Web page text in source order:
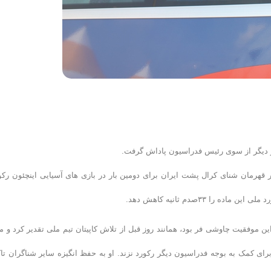
دیگر از سوی رئیس فدراسیون پاداش گرفت.
شنای کرال پشت ایران برای دومین بار در بازی های آسیایی اینچئون
چاوشی فر بود، همانند روز قبل از تلاش کاپیتان تیم ملی تقدیر کرد و
کمک به بوجه فدراسیون دیگر رکورد نزند. او به حفظ انگیزه سایر شناگران